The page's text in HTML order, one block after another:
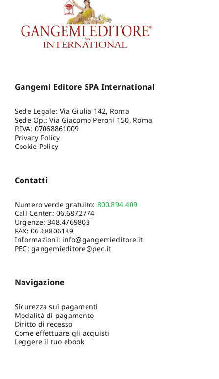
Gangemi Editore SPA International
Sede Legale: Via Giulia 142, Roma
Sede Op.: Via Giacomo Peroni 150, Roma
P.IVA: 07068861009
Privacy Policy
Cookie Policy
Contatti
Numero verde gratuito: 800.894.409
Call Center:06.6872774
Urgenze:348.4769803
FAX: 06.68806189
Informazioni: info@gangemieditore.it
PEC: gangemieditore@pec.it
Navigazione
Sicurezza sui pagamenti
Modalità di pagamento
Diritto di recesso
Come effettuare gli acquisti
Leggere il tuo ebook